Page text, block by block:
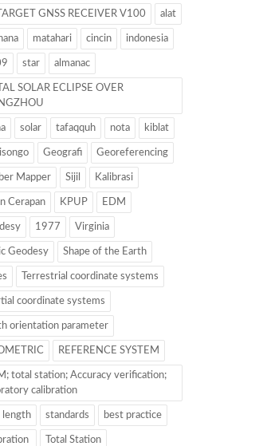
GNSS RECEIVER V100 alat
matahari cincin indonesia
star almanac
SOLAR ECLIPSE OVER
solar tafaqquh nota kiblat
Geografi Georeferencing
Mapper Sijil Kalibrasi
Cerapan KPUP EDM
1977 Virginia
Geodesy Shape of the Earth
Terrestrial coordinate systems
coordinate systems
orientation parameter
REFERENCE SYSTEM
total station; Accuracy verification;
calibration
length standards best practice
Total Station